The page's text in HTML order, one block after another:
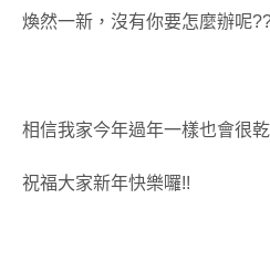
煥然一新，沒有你要怎麼辦呢
相信我家今年過年一樣也會很
祝福大家新年快樂囉!!